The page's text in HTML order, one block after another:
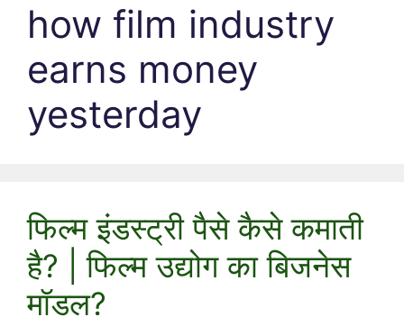
how film industry
earns money
yesterday
फिल्म इंडस्ट्री पैसे कैसे कमाती
है? | फिल्म उद्योग का बिजनेस
मॉडल?